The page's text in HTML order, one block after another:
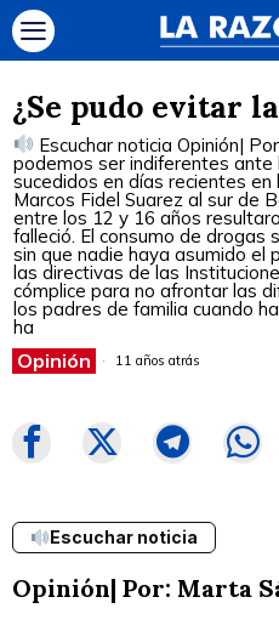
¿Se pudo evitar
Escuchar noticia Opinión|
podemos ser indiferentes ante
sucedidos en días recientes en
Marcos Fidel Suarez al sur de
entre los 12 y 16 años
falleció. El consumo de drogas
sin que nadie haya asumido el
las directivas de las
cómplice para no afrontar las
los padres de familia cuando
ha
Opinión 11 años atrás
Escuchar noticia
Opinión| Por: Marta